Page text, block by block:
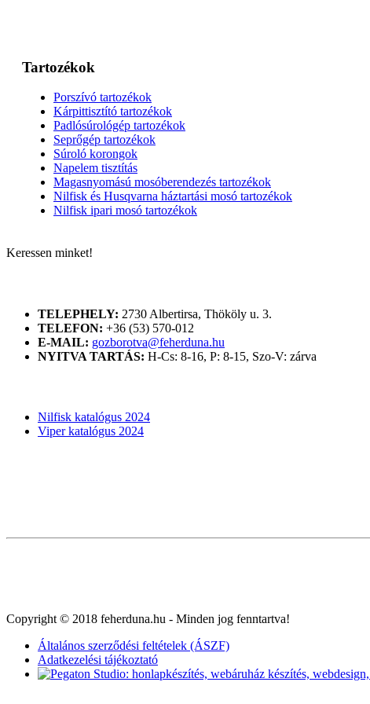
Tartozékok
Porszívó tartozékok
Kárpittisztító tartozékok
Padlósúrológép tartozékok
Seprőgép tartozékok
Súroló korongok
Napelem tisztítás
Magasnyomású mosóberendezés tartozékok
Nilfisk és Husqvarna háztartási mosó tartozékok
Nilfisk ipari mosó tartozékok
Keressen minket!
TELEPHELY: 2730 Albertirsa, Thököly u. 3.
TELEFON: +36 (53) 570-012
E-MAIL: gozborotva@feherduna.hu
NYITVA TARTÁS: H-Cs: 8-16, P: 8-15, Szo-V: zárva
Nilfisk katalógus 2024
Viper katalógus 2024
Copyright © 2018 feherduna.hu - Minden jog fenntartva!
Általános szerződési feltételek (ÁSZF)
Adatkezelési tájékoztató